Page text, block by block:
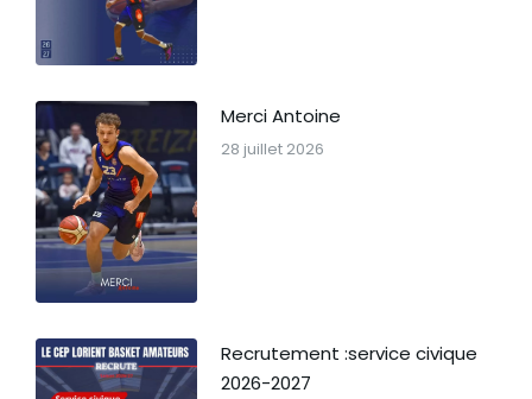
Merci Antoine
28 juillet 2026
Recrutement :service civique
2026-2027